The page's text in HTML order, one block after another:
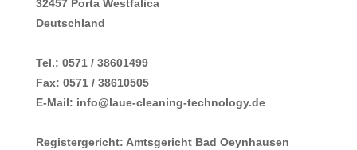
32457 Porta Westfalica
Deutschland
Tel.: 0571 / 38601499
Fax: 0571 / 38610505
E-Mail: info@laue-cleaning-technology.de
Registergericht: Amtsgericht Bad Oeynhausen